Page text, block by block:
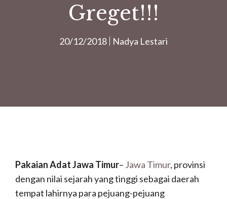
Greget!!!
20/12/2018 Nadya Lestari
Pakaian Adat Jawa Timur– Jawa Timur, provinsi
dengan nilai sejarah yang tinggi sebagai daerah
tempat lahirnya para pejuang-pejuang